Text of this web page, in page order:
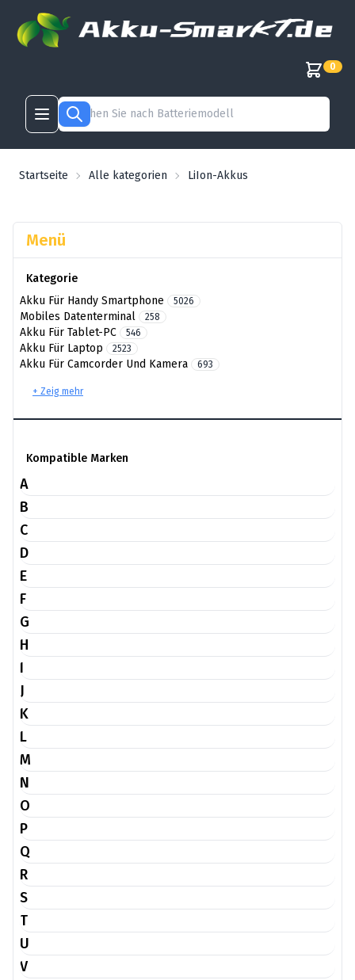
0
Startseite Alle kategorien LiIon-Akkus
Menü
Kategorie
Akku Für Handy Smartphone
5026
Mobiles Datenterminal 258
Akku Für Tablet-PC 546
Akku Für Laptop 2523
Akku Für Camcorder Und Kamera 693
+ Zeig mehr
Kompatible Marken
A
B
C
D
E
F
G
H
I
J
K
L
M
N
O
P
Q
R
S
T
U
V